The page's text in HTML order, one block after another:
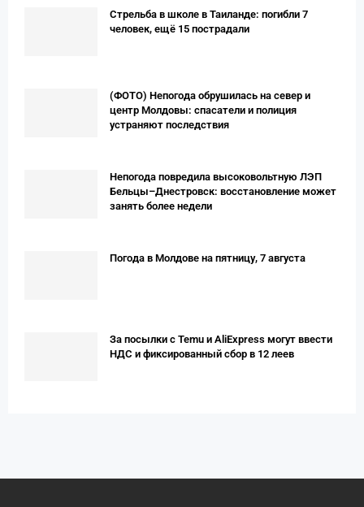
Стрельба в школе в Таиланде: погибли 7
человек, ещё 15 пострадали
(ФОТО) Непогода обрушилась на север и
центр Молдовы: спасатели и полиция
устраняют последствия
Непогода повредила высоковольтную ЛЭП
Бельцы–Днестровск: восстановление может
занять более недели
Погода в Молдове на пятницу, 7 августа
За посылки с Temu и AliExpress могут ввести
НДС и фиксированный сбор в 12 леев